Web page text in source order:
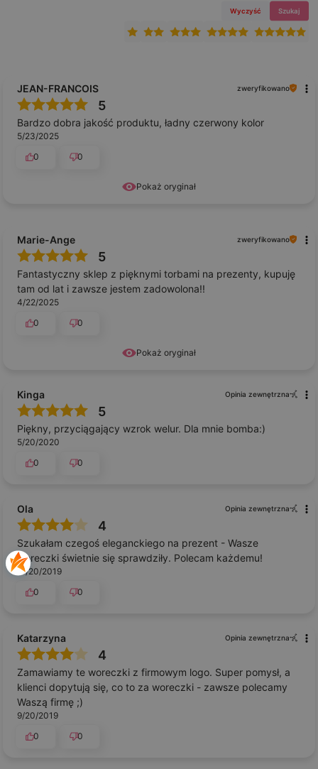
Wyczyść Szukaj
Pokaż oryginał
JEAN-FRANCOIS zweryfikowano
5
Bardzo dobra jakość produktu, ładny czerwony kolor
5/23/2025
0
0
Pokaż oryginał
Marie-Ange zweryfikowano
5
Fantastyczny sklep z pięknymi torbami na prezenty, kupuję
tam od lat i zawsze jestem zadowolona!!
4/22/2025
0
0
Kinga Opinia zewnętrzna
5
Piękny, przyciągający wzrok welur. Dla mnie bomba:)
5/20/2020
0
0
Ola Opinia zewnętrzna
4
Szukałam czegoś eleganckiego na prezent - Wasze
woreczki świetnie się sprawdziły. Polecam każdemu!
11/20/2019
0
0
Katarzyna Opinia zewnętrzna
4
Zamawiamy te woreczki z firmowym logo. Super pomysł, a
klienci dopytują się, co to za woreczki - zawsze polecamy
Waszą firmę ;)
9/20/2019
0
0